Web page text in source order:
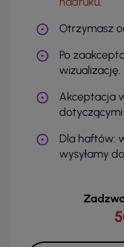
Otrzymasz
Po
wizualizację.
Akceptacja
dotyczącymi
Dla haftów:
wysyłamy